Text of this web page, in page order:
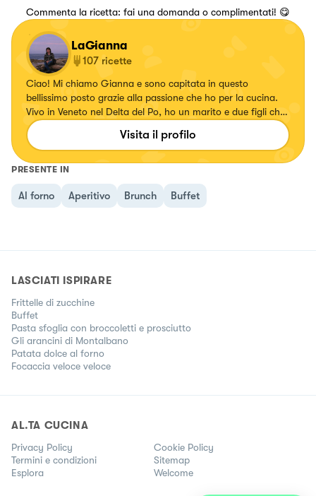
Commenta la ricetta: fai una domanda o complimentati! 😋
LaGianna
107 ricette
Ciao! Mi chiamo Gianna e sono capitata in questo
bellissimo posto grazie alla passione che ho per la cucina.
Vivo in Veneto nel Delta del Po, ho un marito e due figli che
sono i miei giudici a tavola e che apprezzano quello che
preparo loro. Inizia così questa inaspettata nuova
Visita il profilo
PRESENTE IN
Al forno Aperitivo Brunch Buffet
LASCIATI ISPIRARE
Frittelle di zucchine
Buffet
Pasta sfoglia con broccoletti e prosciutto
Gli arancini di Montalbano
Patata dolce al forno
Focaccia veloce veloce
AL.TA CUCINA
Privacy Policy
Cookie Policy
Termini e condizioni
Sitemap
Esplora
Welcome